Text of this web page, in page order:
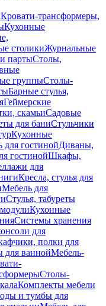
Кровати-трансформеры,
Кухонные
столикиЖурнальные
партыСтолы,
группыСтолы-
Барные стулья,
Геймерские
скамьиСадовые
для баниСтульчики
Кухонные
для гостинойДиваны,
гостинойШкафы,
для
Кресла, стулья для
Мебель для
Стулья, табуреты
Кухонные
Системы хранения
для
полки для
для ваннойМебель-
Столы-
Комплекты мебели
и тумбы для